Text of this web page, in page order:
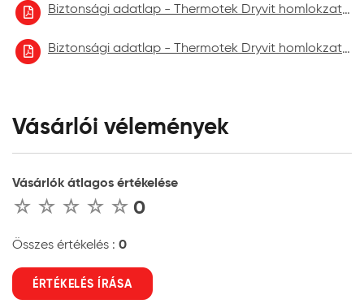
Biztonsági adatlap - Thermotek Dryvit homlokzatfelújító festék 2022.10
Biztonsági adatlap - Thermotek Dryvit homlokzatfelújító festék 2023.06.
Vásárlói vélemények
Vásárlók átlagos értékelése
0
Összes értékelés : 0
ÉRTÉKELÉS ÍRÁSA